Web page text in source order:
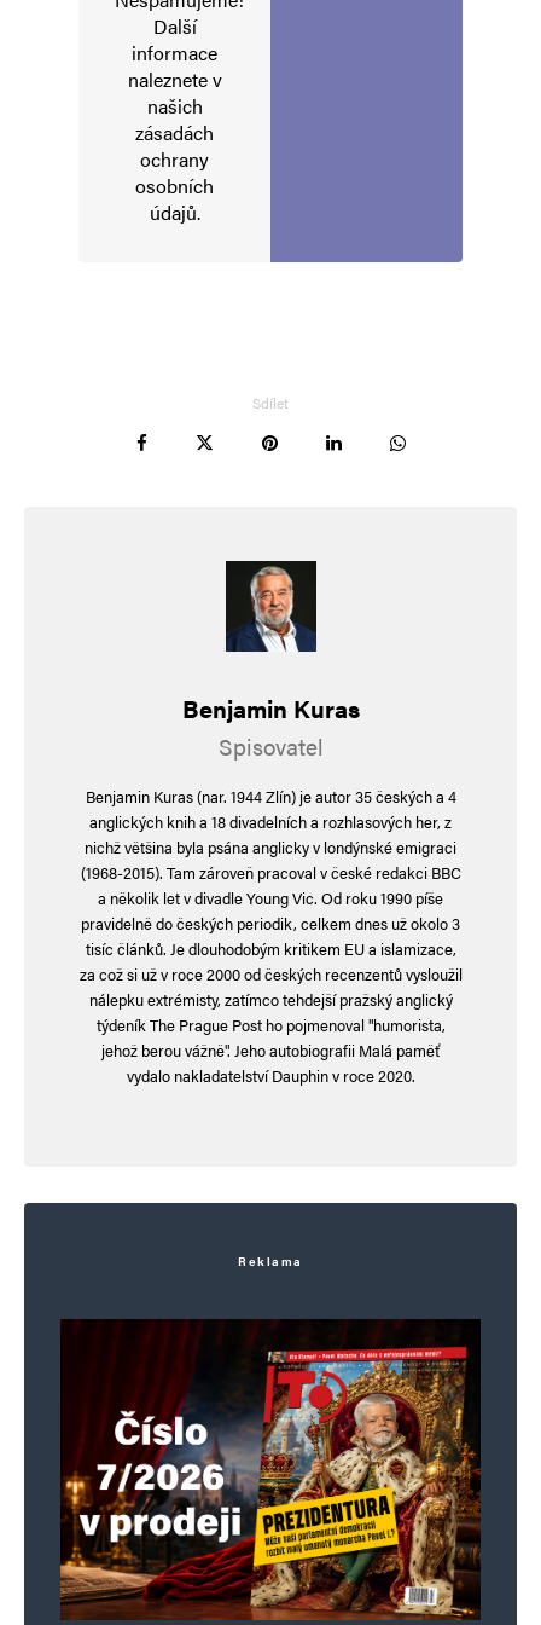
Napsat komentář
Vaše e-mailová adresa nebude zveřejněna.
Uložit do prohlížeče jméno, e-mail a webovou stránku pro budoucí
Informujte mě o nových komentářích e-mailem.
Informujte mě o nových příspěvcích e-mailem.
Alternative:
Další
informace
naleznete v
našich
zásadách
ochrany
osobních
údajů.
Sdílet
Benjamin Kuras
Spisovatel
Benjamin Kuras (nar. 1944 Zlín) je autor 35 českých a 4
anglických knih a 18 divadelních a rozhlasových her, z
nichž většina byla psána anglicky v londýnské emigraci
(1968-2015). Tam zároveň pracoval v české redakci BBC
a několik let v divadle Young Vic. Od roku 1990 píše
pravidelně do českých periodik, celkem dnes už okolo 3
tisíc článků. Je dlouhodobým kritikem EU a islamizace,
za což si už v roce 2000 od českých recenzentů vysloužil
nálepku extrémisty, zatímco tehdejší pražský anglický
týdeník The Prague Post ho pojmenoval "humorista,
jehož berou vážně". Jeho autobiografii Malá paměť
vydalo nakladatelství Dauphin v roce 2020.
Reklama